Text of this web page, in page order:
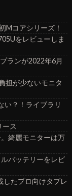
Mコアシリーズ！
をレビューしま
ランが2022年6月
担が少ないモニタ
い？！ライブラリ
ス
綺麗モニターは万
バッテリーをレビ
たプロ向けタブレ